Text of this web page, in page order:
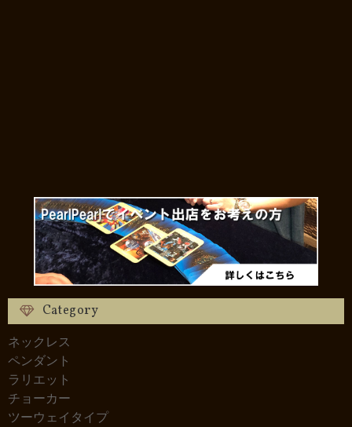
Category
ネックレス
ペンダント
ラリエット
チョーカー
ツーウェイタイプ